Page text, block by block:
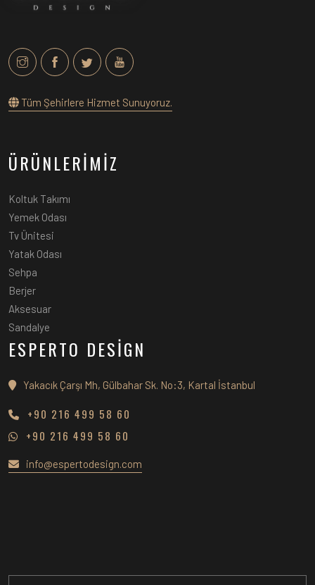
Tüm Şehirlere Hizmet Sunuyoruz.
ÜRÜNLERİMİZ
Koltuk Takımı
Yemek Odası
Tv Ünitesi
Yatak Odası
Sehpa
Berjer
Aksesuar
Sandalye
ESPERTO DESİGN
Yakacık Çarşı Mh, Gülbahar Sk. No:3, Kartal İstanbul
+90 216 499 58 60
+90 216 499 58 60
info@espertodesign.com